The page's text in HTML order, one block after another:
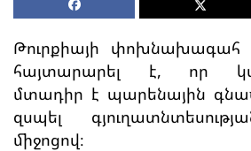
Թուրքիայի փոխնախագահ
հայտարարել է, որ
մտադիր է պարենային
զսպել
միջոցով։